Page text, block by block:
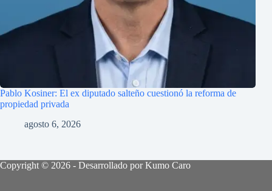
Pablo Kosiner: El ex diputado salteño cuestionó la reforma de
propiedad privada
agosto 6, 2026
Copyright © 2026 - Desarrollado por Kumo Caro